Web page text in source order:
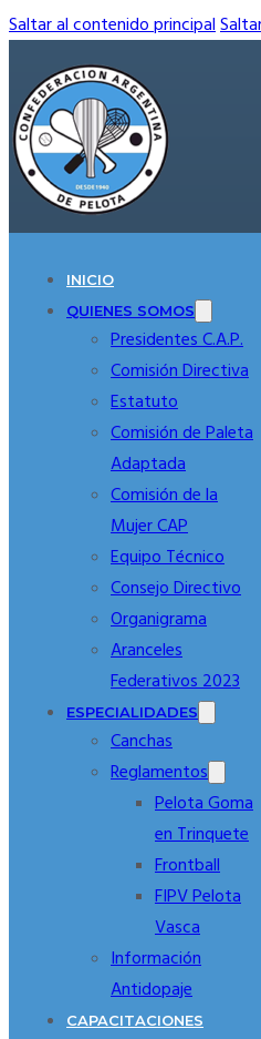
Saltar al contenido principal
INICIO
QUIENES SOMOS
Presidentes C.A.P.
Comisión Directiva
Estatuto
Comisión de Paleta
Adaptada
Comisión de la
Mujer CAP
Equipo Técnico
Consejo Directivo
Organigrama
Aranceles
Federativos 2023
ESPECIALIDADES
Canchas
Reglamentos
Pelota Goma
en Trinquete
Frontball
FIPV Pelota
Vasca
Información
Antidopaje
CAPACITACIONES